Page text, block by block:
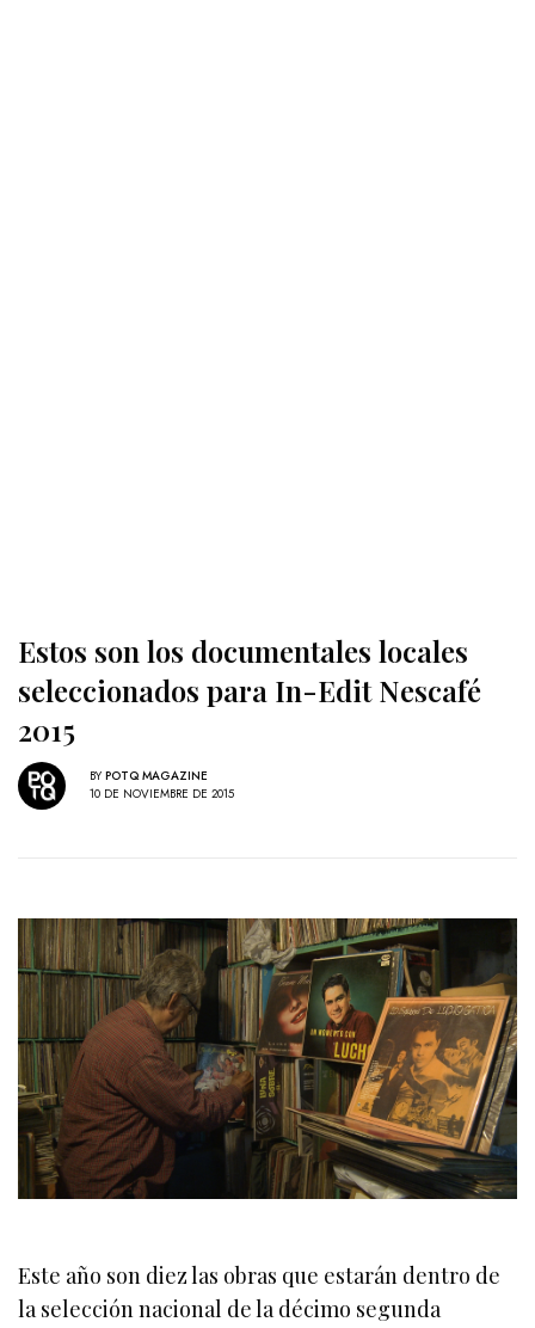
Estos son los documentales locales
seleccionados para In-Edit Nescafé
2015
BY POTQ MAGAZINE
10 DE NOVIEMBRE DE 2015
Este año son diez las obras que estarán dentro de
la selección nacional de la décimo segunda